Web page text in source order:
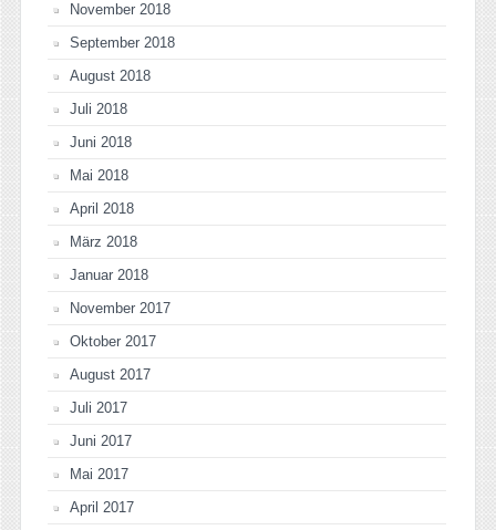
November 2018
September 2018
August 2018
Juli 2018
Juni 2018
Mai 2018
April 2018
März 2018
Januar 2018
November 2017
Oktober 2017
August 2017
Juli 2017
Juni 2017
Mai 2017
April 2017